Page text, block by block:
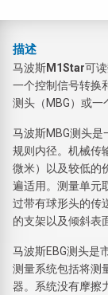
描述
马波斯M1Star可
一个控制信号转换
测头（MBG）或一
马波斯MBG测头
规则内径。机械传
微米）以及较低的
遍适用。测量单元
过带有球形头的传
的支架以及倾斜表
马波斯EBG测头是
测量系统包括将测
器。系统没有摩擦